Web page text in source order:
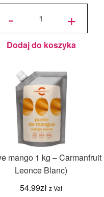
-
Puree
Carmanfruit
(dawniej
Leonce
Blanc)
+
Dodaj do koszyka
mango 1 kg –
Leonce Blanc)
54.99zł z Vat